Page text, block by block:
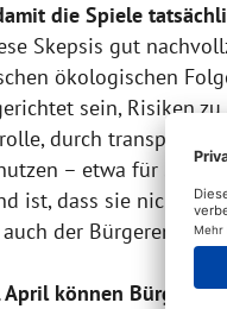
die Spiele
Skepsis gut
ökologischen
sein, Risiken
durch
– etwa für
ist, dass sie nicht
der
April können